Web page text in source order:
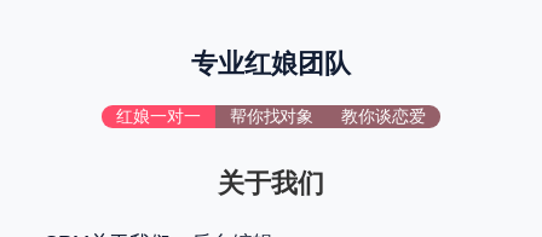
专业红娘团队
红娘一对一 帮你找对象 教你谈恋爱
关于我们